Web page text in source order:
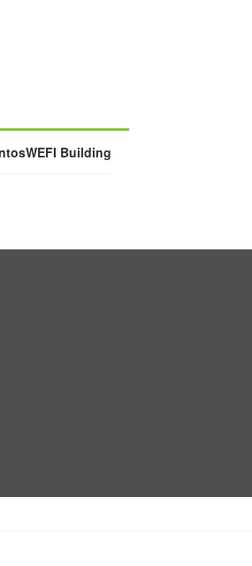
WEFI Building